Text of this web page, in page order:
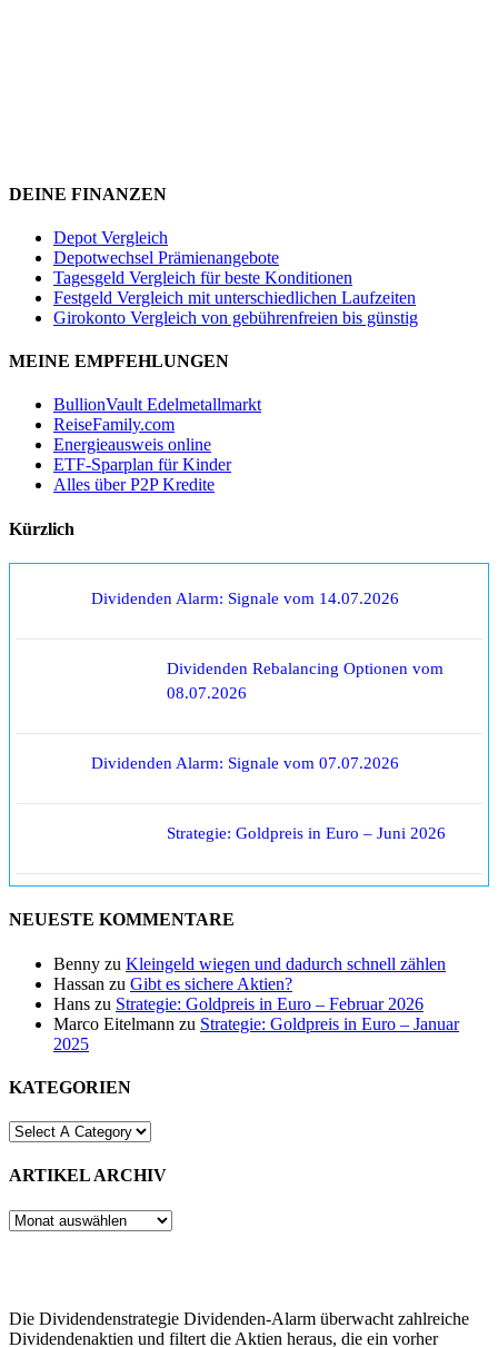
DEINE FINANZEN
Depot Vergleich
Depotwechsel Prämienangebote
Tagesgeld Vergleich für beste Konditionen
Festgeld Vergleich mit unterschiedlichen Laufzeiten
Girokonto Vergleich von gebührenfreien bis günstig
MEINE EMPFEHLUNGEN
BullionVault Edelmetallmarkt
ReiseFamily.com
Energieausweis online
ETF-Sparplan für Kinder
Alles über P2P Kredite
Kürzlich
Dividenden Alarm: Signale vom 14.07.2026
Dividenden Rebalancing Optionen vom
08.07.2026
Dividenden Alarm: Signale vom 07.07.2026
Strategie: Goldpreis in Euro – Juni 2026
NEUESTE KOMMENTARE
Benny zu Kleingeld wiegen und dadurch schnell zählen
Hassan zu Gibt es sichere Aktien?
Hans zu Strategie: Goldpreis in Euro – Februar 2026
Marco Eitelmann zu Strategie: Goldpreis in Euro – Januar
2025
KATEGORIEN
ARTIKEL ARCHIV
ARTIKEL
Die Dividendenstrategie Dividenden-Alarm überwacht zahlreiche
Dividendenaktien und filtert die Aktien heraus, die ein vorher